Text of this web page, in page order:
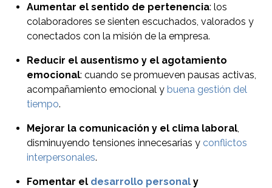
Aumentar el sentido de pertenencia: los
colaboradores se sienten escuchados, valorados y
conectados con la misión de la empresa.
Reducir el ausentismo y el agotamiento
emocional: cuando se promueven pausas activas,
acompañamiento emocional y buena gestión del
tiempo.
Mejorar la comunicación y el clima laboral
disminuyendo tensiones innecesarias y conflictos
interpersonales.
Fomentar el desarrollo personal y